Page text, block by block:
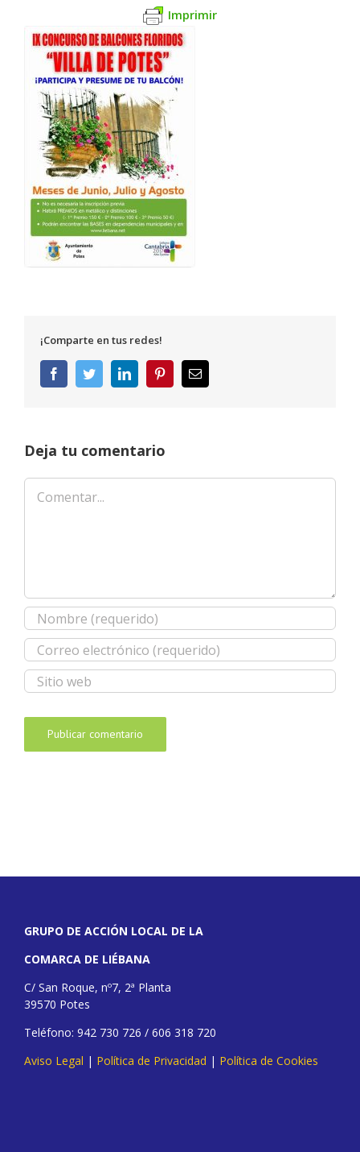
Imprimir
¡Comparte en tus redes!
FacebookTwitterLinkedInPinterestCorreo
electrónico
Deja tu comentario
Comentar
GRUPO DE ACCIÓN LOCAL DE LA
COMARCA DE LIÉBANA
C/ San Roque, nº7, 2ª Planta
39570 Potes
Teléfono: 942 730 726 / 606 318 720
Aviso Legal | Política de Privacidad | Política de Cookies